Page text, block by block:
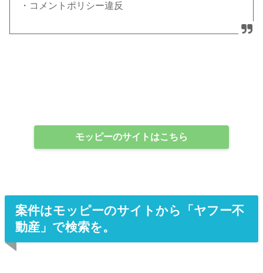
・コメントポリシー違反
モッピーのサイトはこちら
案件はモッピーのサイトから「ヤフー不
動産」で検索を。